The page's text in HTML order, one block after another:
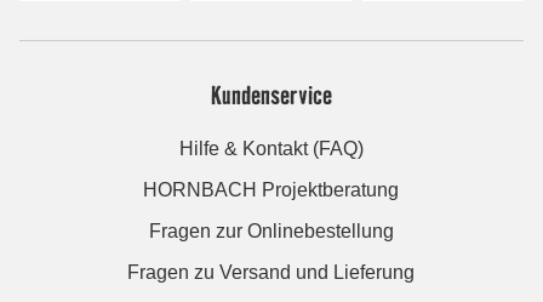
Kundenservice
Hilfe & Kontakt (FAQ)
HORNBACH Projektberatung
Fragen zur Onlinebestellung
Fragen zu Versand und Lieferung